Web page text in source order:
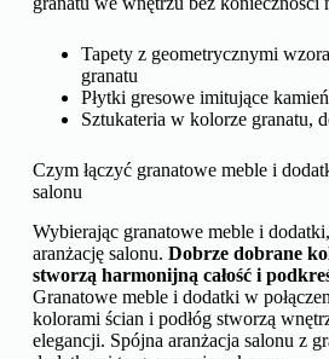
Granat z czerwienią? To jest to!
Granat we wnętrzach – od tapety po
alternatywy dla malowanej ściany
Jeśli nie chcesz malować ściany farbą
granatu lub płytki gresowe. Tapety,
gresowe mogą być alternatywą dla
granatu we wnętrzu bez konieczności
Tapety z geometrycznymi
granatu
Płytki gresowe imitujące
Sztukateria w kolorze granatu,